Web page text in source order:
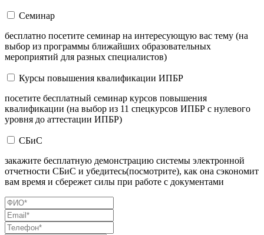
Семинар
бесплатно посетите семинар на интересующую вас тему (на
выбор из программы ближайших образовательных
мероприятий для разных специалистов)
Курсы повышения квалификации ИПБР
посетите бесплатный семинар курсов повышения
квалификации (на выбор из 11 спецкурсов ИПБР с нулевого
уровня до аттестации ИПБР)
СБиС
закажите бесплатную демонстрацию системы электронной
отчетности СБиС и убедитесь(посмотрите), как она сэкономит
вам время и сбережет силы при работе с документами